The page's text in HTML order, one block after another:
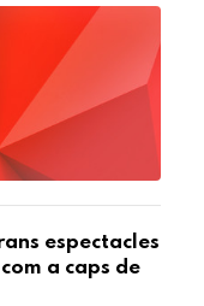
espectacles
a caps de